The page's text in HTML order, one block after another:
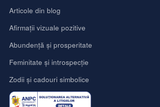
Articole din blog
Afirmații vizuale pozitive
Abundență și prosperitate
Feminitate și introspecție
Zodii și cadouri simbolice